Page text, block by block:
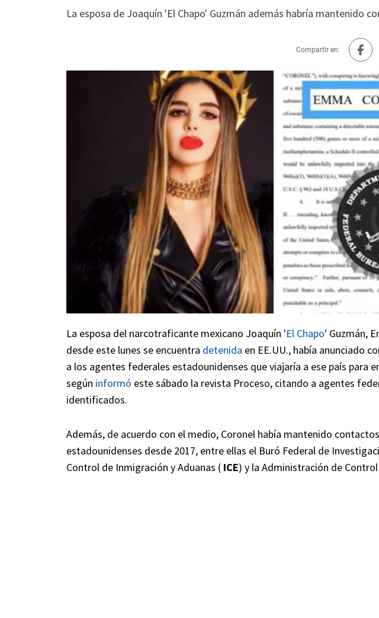
La esposa de Joaquín 'El Chapo' Guzmán además habría mantenido
Compartir en:
La esposa del narcotraficante mexicano Joaquín 'El Chapo' Guzmán,
desde este lunes se encuentra detenida en EE.UU., había anunciado
a los agentes federales estadounidenses que viajaría a ese país para
según informó este sábado la revista Proceso, citando a agentes
identificados.
Además, de acuerdo con el medio, Coronel había mantenido
estadounidenses desde 2017, entre ellas el Buró Federal de
Control de Inmigración y Aduanas ( ICE) y la Administración de